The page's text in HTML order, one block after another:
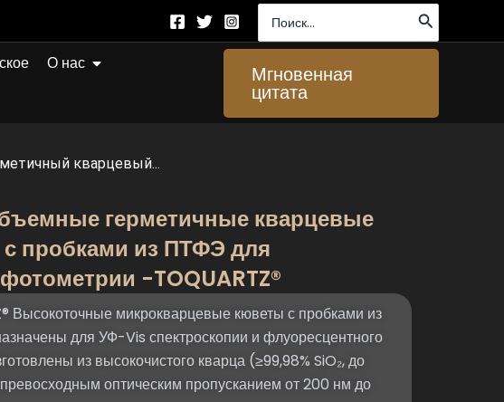
О нас Открыто About Us
Мгновенная
цитата
кварцевый...
герметичные кварцевые
пробками из ПТФЭ для
-TOQUARTZ®
Высокоточные микрокварцевые кюветы с пробками из
для УФ-Vis спектроскопии и флуоресцентного
из высокочистого кварца (≥99,98% SiO₂, до
оптическим пропусканием от 200 нм до